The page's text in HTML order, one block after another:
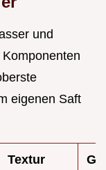
und
eigenen Saft
Textur